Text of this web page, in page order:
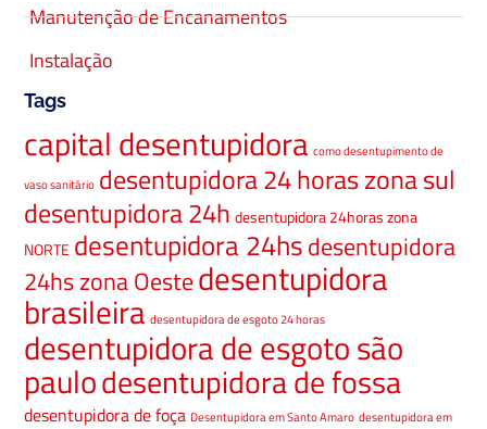
Manutenção de Encanamentos
Instalação
Tags
capital desentupidora como desentupimento de
vaso sanitário desentupidora 24 horas zona sul
desentupidora 24h desentupidora 24horas zona
NORTE desentupidora 24hsdesentupidora
24hs zona Oestedesentupidora
brasileira desentupidora de esgoto 24 horas
desentupidora de esgoto são
paulodesentupidora de fossa
desentupidora de foça Desentupidora em Santo Amaro desentupidora em